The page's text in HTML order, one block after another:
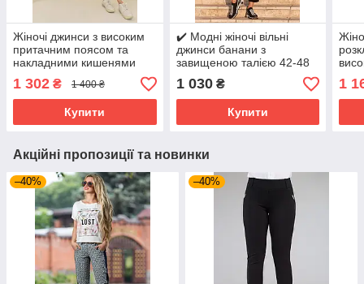
Жіночі джинси з високим
притачним поясом та
накладними кишенями
Розміри: 42 - 50
1 302 ₴ 1 400 ₴
Купити
✔️ Модні жіночі вільні
джинси банани з
завищеною талією 42-48
розміру чорні
1 030₴
Купити
1
Акційні пропозиції та новинки
–40% –40%